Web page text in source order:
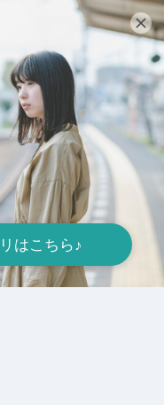
はこちら♪
る